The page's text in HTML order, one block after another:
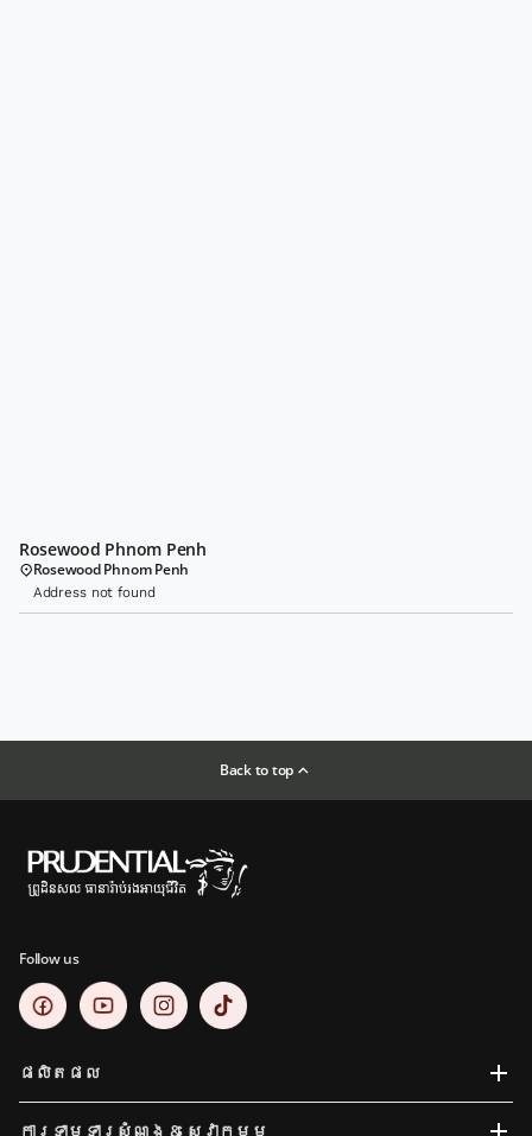
Rosewood Phnom Penh
Rosewood Phnom Penh
Address not found
Back to top
Follow us
ផលិតផល
ការទាមទារសំណង​ & សេវាកម្ម